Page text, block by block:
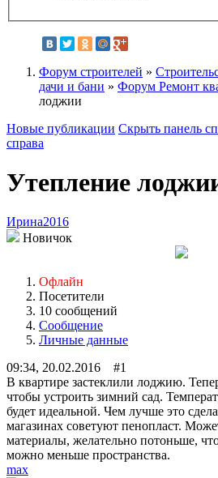
Форум строителей »
дачи и бани » Форум Ремонт
лоджии
Новые публикации Скрыть панель
справа
Утепление
Ирина2016
Новичок
Офлайн
Посетители
10 сообщений
Сообщение
Личные данные
09:34, 20.02.2016 #1
В квартире застеклили лоджию.
чтобы устроить зимний сад.
будет идеальной. Чем лучше это
магазинах советуют пенопласт.
материалы, желательно потоньше,
можно меньше пространства.
max